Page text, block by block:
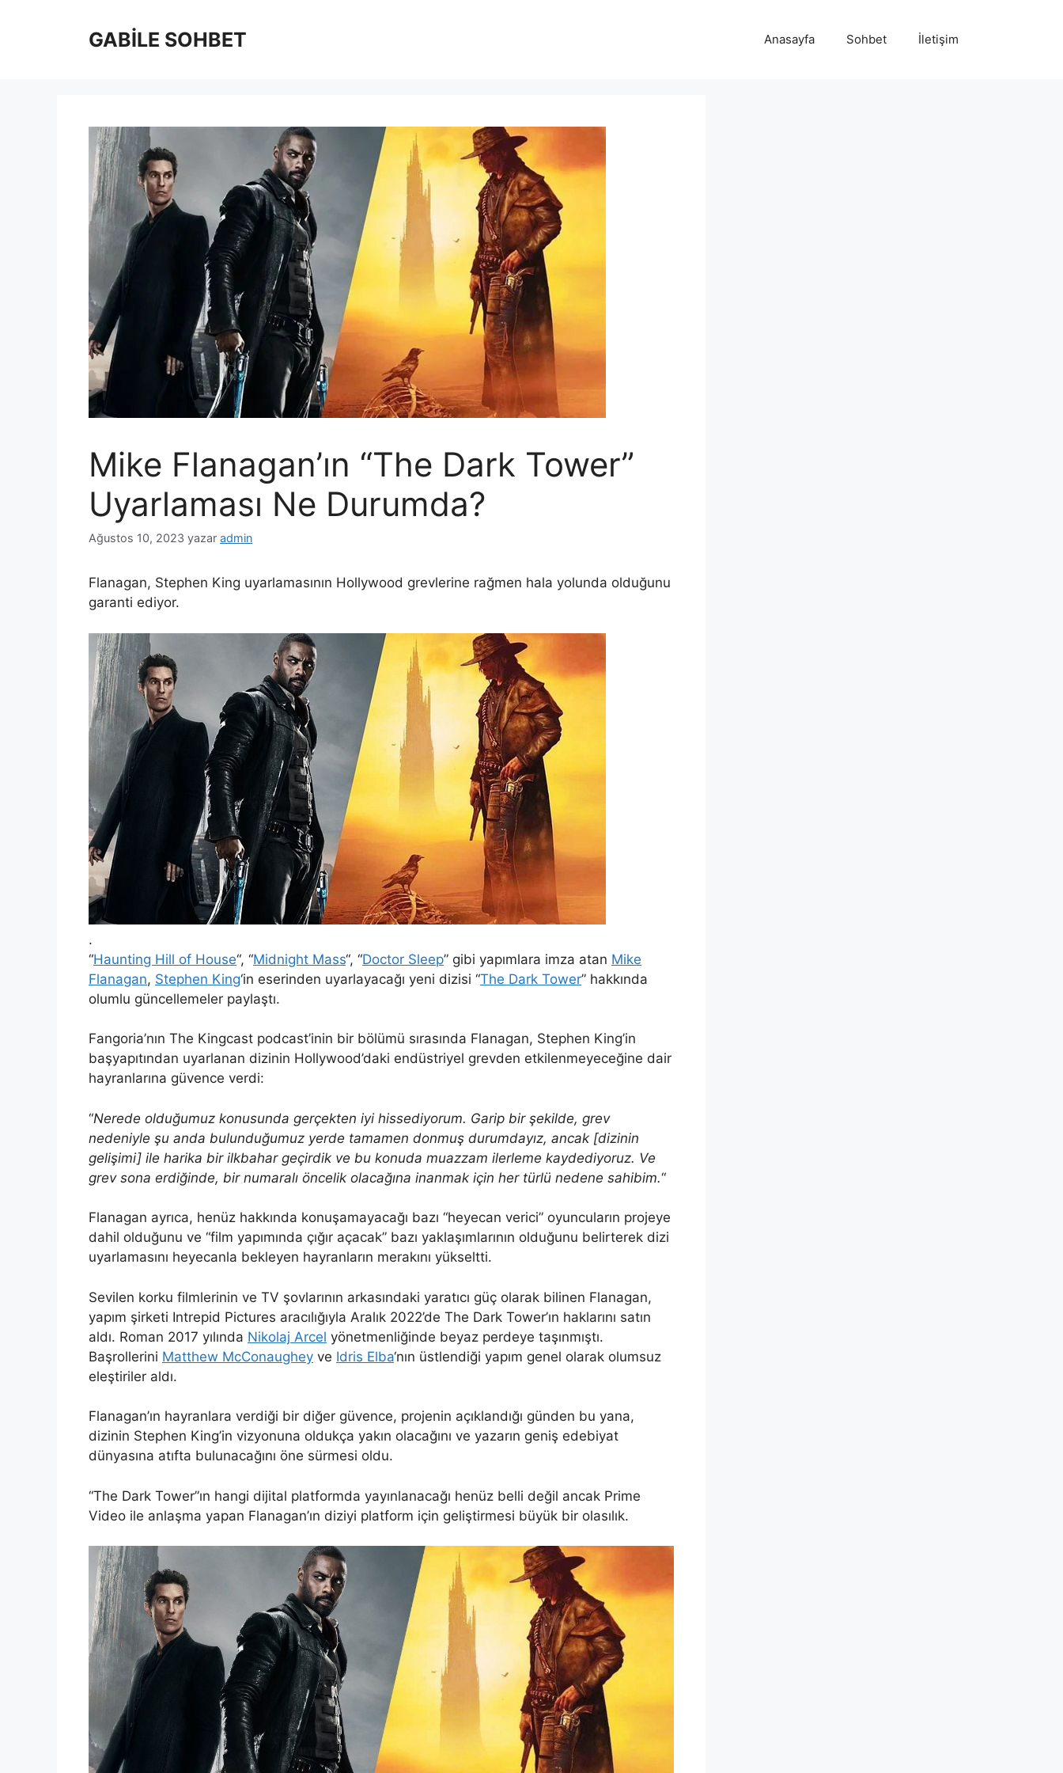
GABİLE SOHBET Anasayfa Sohbet İletişim
Mike Flanagan’ın “The Dark Tower”
Uyarlaması Ne Durumda?
Ağustos 10, 2023 yazar admin
Flanagan, Stephen King uyarlamasının Hollywood grevlerine rağmen hala yolunda olduğunu
garanti ediyor.
.
“Haunting Hill of House“, “Midnight Mass“, “Doctor Sleep” gibi yapımlara imza atan Mike
Flanagan, Stephen King‘in eserinden uyarlayacağı yeni dizisi “The Dark Tower” hakkında
olumlu güncellemeler paylaştı.
Fangoria’nın The Kingcast podcast’inin bir bölümü sırasında Flanagan, Stephen King’in
başyapıtından uyarlanan dizinin Hollywood’daki endüstriyel grevden etkilenmeyeceğine dair
hayranlarına güvence verdi:
“Nerede olduğumuz konusunda gerçekten iyi hissediyorum. Garip bir şekilde, grev
nedeniyle şu anda bulunduğumuz yerde tamamen donmuş durumdayız, ancak [dizinin
gelişimi] ile harika bir ilkbahar geçirdik ve bu konuda muazzam ilerleme kaydediyoruz. Ve
grev sona erdiğinde, bir numaralı öncelik olacağına inanmak için her türlü nedene sahibim.“
Flanagan ayrıca, henüz hakkında konuşamayacağı bazı “heyecan verici” oyuncuların projeye
dahil olduğunu ve “film yapımında çığır açacak” bazı yaklaşımlarının olduğunu belirterek dizi
uyarlamasını heyecanla bekleyen hayranların merakını yükseltti.
Sevilen korku filmlerinin ve TV şovlarının arkasındaki yaratıcı güç olarak bilinen Flanagan,
yapım şirketi Intrepid Pictures aracılığıyla Aralık 2022’de The Dark Tower’ın haklarını satın
aldı. Roman 2017 yılında Nikolaj Arcel yönetmenliğinde beyaz perdeye taşınmıştı.
Başrollerini Matthew McConaughey ve Idris Elba‘nın üstlendiği yapım genel olarak olumsuz
eleştiriler aldı.
Flanagan’ın hayranlara verdiği bir diğer güvence, projenin açıklandığı günden bu yana,
dizinin Stephen King’in vizyonuna oldukça yakın olacağını ve yazarın geniş edebiyat
dünyasına atıfta bulunacağını öne sürmesi oldu.
“The Dark Tower”ın hangi dijital platformda yayınlanacağı henüz belli değil ancak Prime
Video ile anlaşma yapan Flanagan’ın diziyi platform için geliştirmesi büyük bir olasılık.